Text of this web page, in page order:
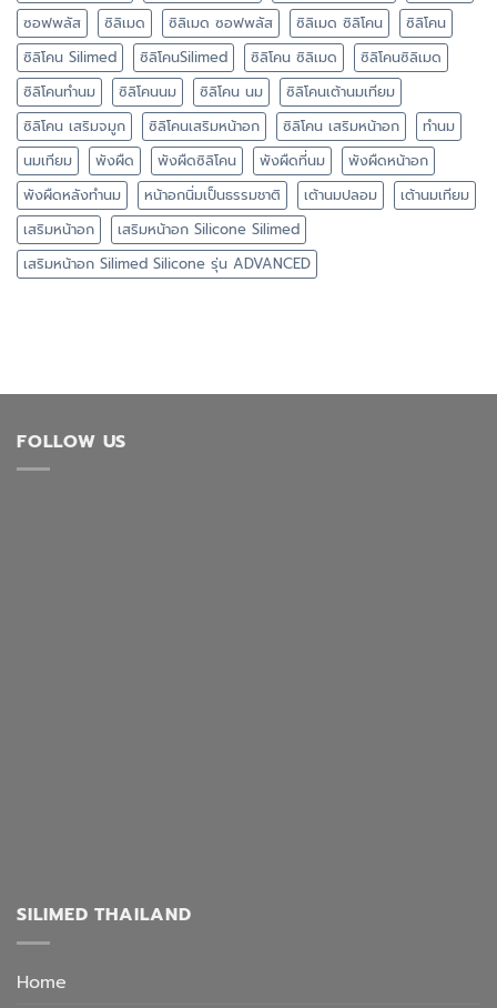
ซอฟพลัส
ซิลิเมด ซิลิเมด ซอฟพลัส ซิลิเมด ซิลิโคน
ซิลิโคน
ซิลิโคน Silimed
ซิลิโคนSilimed ซิลิโคน ซิลิเมด
ซิลิโคนซิลิเมด
ซิลิโคนทำนม
ซิลิโคนนม ซิลิโคน นม
ซิลิโคนเต้านมเทียม
ซิลิโคน เสริมจมูก
ซิลิโคนเสริมหน้าอก ซิลิโคน เสริมหน้าอก
ทำนม
นมเทียม
พังผืด พังผืดซิลิโคน พังผืดที่นม
พังผืดหน้าอก
พังผืดหลังทำนม
หน้าอกนิ่มเป็นธรรมชาติ เต้านมปลอม
เต้านมเทียม
เสริมหน้าอก
เสริมหน้าอก Silicone Silimed
เสริมหน้าอก Silimed Silicone รุ่น ADVANCED
FOLLOW US
SILIMED THAILAND
Home